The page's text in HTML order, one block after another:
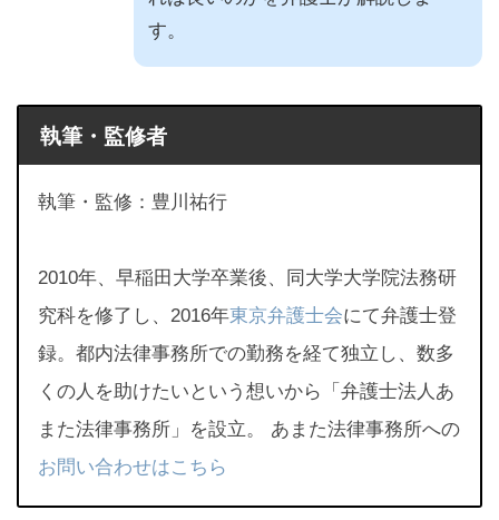
す。
執筆・監修者
執筆・監修：豊川祐行
2010年、早稲田大学卒業後、同大学大学院法務研
究科を修了し、2016年東京弁護士会にて弁護士登
録。都内法律事務所での勤務を経て独立し、数多
くの人を助けたいという想いから「弁護士法人あ
また法律事務所」を設立。 あまた法律事務所への
お問い合わせはこちら